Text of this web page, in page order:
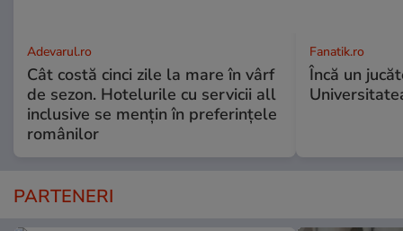
Adevarul.ro
Cât costă cinci zile la mare în vârf
de sezon. Hotelurile cu servicii all
inclusive se mențin în preferințele
românilor
Fanatik.ro
Încă un
PARTENERI